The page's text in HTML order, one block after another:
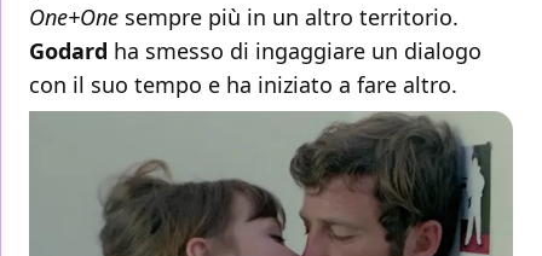
One+One sempre più in un altro territorio.
Godard ha smesso di ingaggiare un dialogo
con il suo tempo e ha iniziato a fare altro.